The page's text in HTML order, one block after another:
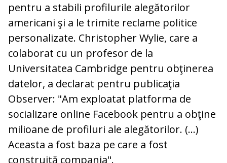
pentru a stabili profilurile alegătorilor
americani şi a le trimite reclame politice
personalizate. Christopher Wylie, care a
colaborat cu un profesor de la
Universitatea Cambridge pentru obţinerea
datelor, a declarat pentru publicaţia
Observer: "Am exploatat platforma de
socializare online Facebook pentru a obţine
milioane de profiluri ale alegătorilor. (...)
Aceasta a fost baza pe care a fost
construită compania".